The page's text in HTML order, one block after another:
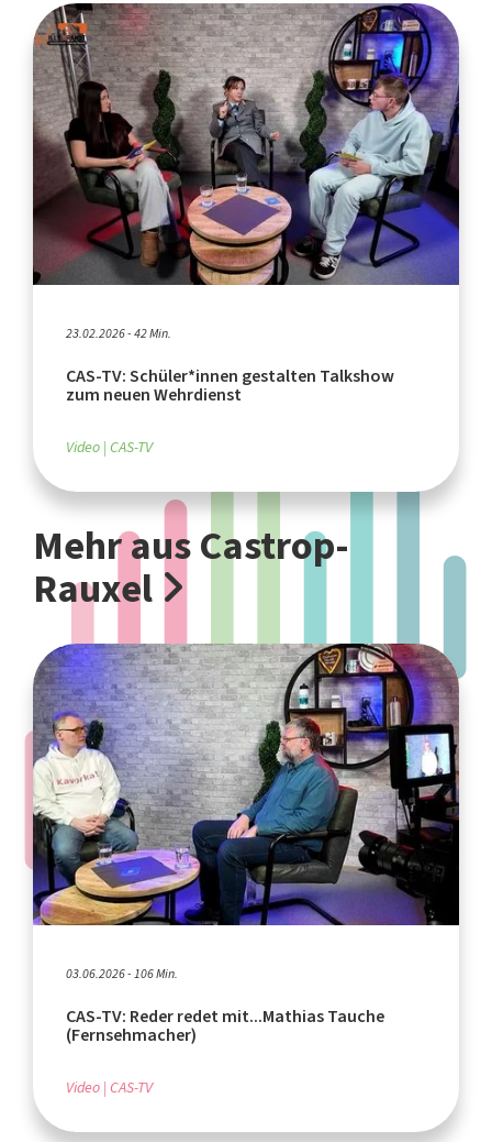
23.02.2026 - 42 Min.
CAS-TV: Schüler*innen gestalten Talkshow
zum neuen Wehrdienst
Video CAS-TV
Mehr aus Castrop-
Rauxel
03.06.2026 - 106 Min.
CAS-TV: Reder redet mit...Mathias Tauche
(Fernsehmacher)
Video CAS-TV